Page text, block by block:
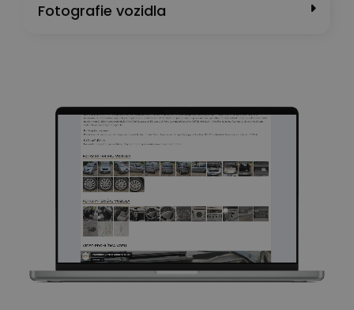
Fotografie vozidla